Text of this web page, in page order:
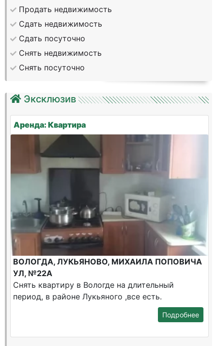
Продать недвижимость
Сдать недвижимость
Сдать посуточно
Снять недвижимость
Снять посуточно
Эксклюзив
Аренда: Квартира
ВОЛОГДА, ЛУКЬЯНОВО, МИХАИЛА ПОПОВИЧА
УЛ, №22А
Снять квартиру в Вологде на длительный
период, в районе Лукьяного ,все есть.
Подробнее